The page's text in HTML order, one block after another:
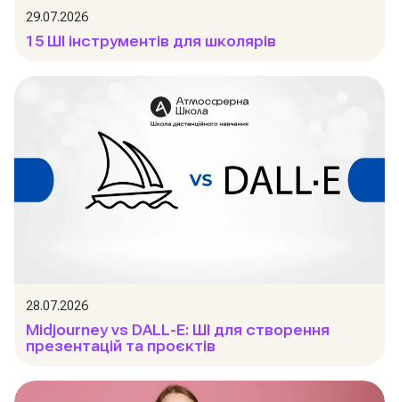
29.07.2026
15 ШІ інструментів для школярів
28.07.2026
Midjourney vs DALL-E: ШІ для створення
презентацій та проєктів